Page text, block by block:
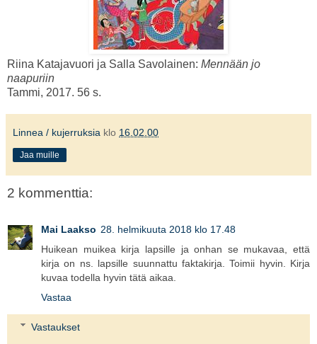
Riina Katajavuori ja Salla Savolainen: Mennään jo
naapuriin
Tammi, 2017. 56 s.
Linnea / kujerruksia klo 16.02.00
Jaa muille
2 kommenttia:
Mai Laakso 28. helmikuuta 2018 klo 17.48
Huikean muikea kirja lapsille ja onhan se mukavaa, että
kirja on ns. lapsille suunnattu faktakirja. Toimii hyvin. Kirja
kuvaa todella hyvin tätä aikaa.
Vastaa
Vastaukset